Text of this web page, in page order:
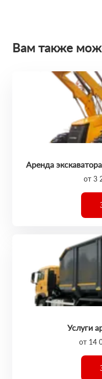
Вам также
Аренда
от 3
Услуги
от 14